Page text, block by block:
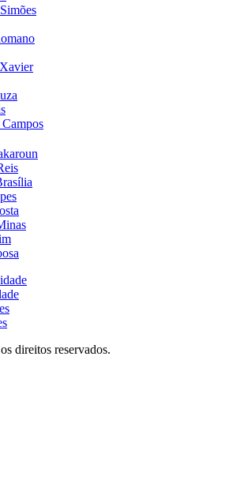
direitos reservados.